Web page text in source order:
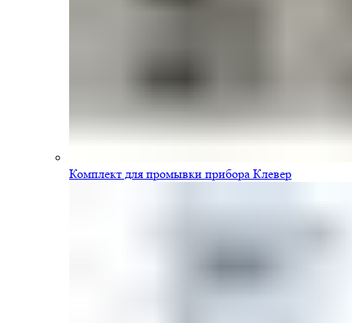
Комплект для промывки прибора Клевер